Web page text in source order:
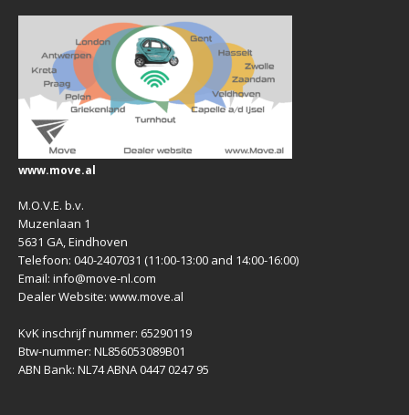
www.move.al
M.O.V.E. b.v.
Muzenlaan 1
5631 GA, Eindhoven
Telefoon: 040-2407031 (11:00-13:00 and 14:00-16:00)
Email: info@move-nl.com
Dealer Website: www.move.al
KvK inschrijf nummer: 65290119
Btw-nummer: NL856053089B01
ABN Bank: NL74 ABNA 0447 0247 95